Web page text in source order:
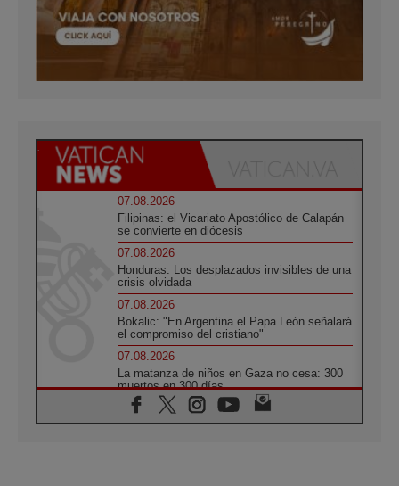
07.08.2026
Filipinas: el Vicariato Apostólico de Calapán
se convierte en diócesis
07.08.2026
Honduras: Los desplazados invisibles de una
crisis olvidada
07.08.2026
Bokalic: "En Argentina el Papa León señalará
el compromiso del cristiano"
07.08.2026
La matanza de niños en Gaza no cesa: 300
muertos en 300 días
07.08.2026
Tagle: La guerra desfigura el mundo, solo la